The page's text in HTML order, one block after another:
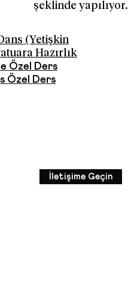
şeklinde yapılıyor.
(Yetişkin
Hazırlık
Özel Ders
Özel Ders
İletişime Geçin